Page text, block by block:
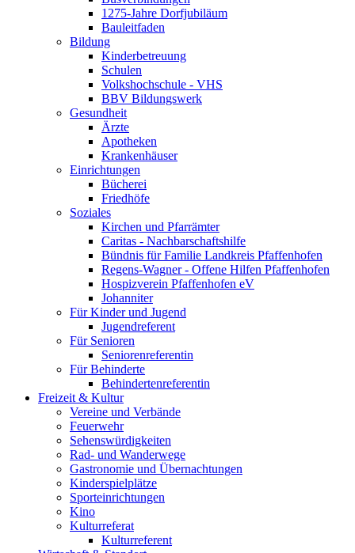
1275-Jahre Dorfjubiläum
Bauleitfaden
Bildung
Kinderbetreuung
Schulen
Volkshochschule - VHS
BBV Bildungswerk
Gesundheit
Ärzte
Apotheken
Krankenhäuser
Einrichtungen
Bücherei
Friedhöfe
Soziales
Kirchen und Pfarrämter
Caritas - Nachbarschaftshilfe
Bündnis für Familie Landkreis Pfaffenhofen
Regens-Wagner - Offene Hilfen Pfaffenhofen
Hospizverein Pfaffenhofen eV
Johanniter
Für Kinder und Jugend
Jugendreferent
Für Senioren
Seniorenreferentin
Für Behinderte
Behindertenreferentin
Freizeit & Kultur
Vereine und Verbände
Feuerwehr
Sehenswürdigkeiten
Rad- und Wanderwege
Gastronomie und Übernachtungen
Kinderspielplätze
Sporteinrichtungen
Kino
Kulturreferat
Kulturreferent